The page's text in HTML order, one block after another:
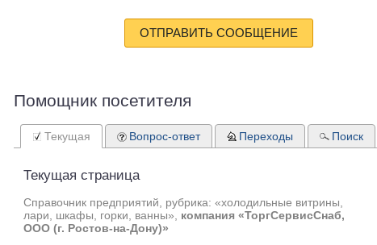
ОТПРАВИТЬ СООБЩЕНИЕ
Помощник посетителя
Текущая
Текущая страница
Справочник предприятий, рубрика: «холодильные витрины,
лари, шкафы, горки, ванны», компания «ТоргСервисСнаб,
ООО (г. Ростов-на-Дону)»
Вопрос-ответ Переходы Поиск